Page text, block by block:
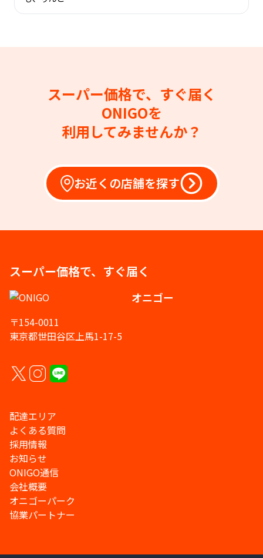
スーパー価格で、すぐ届く
ONIGOを
利用してみませんか？
お近くの店舗を探す
スーパー価格で、すぐ届く
オニゴー
〒154-0011
東京都世田谷区上馬1-17-5
配達エリア
よくある質問
採用情報
お知らせ
ONIGO通信
会社概要
オニゴーパーク
協業パートナー